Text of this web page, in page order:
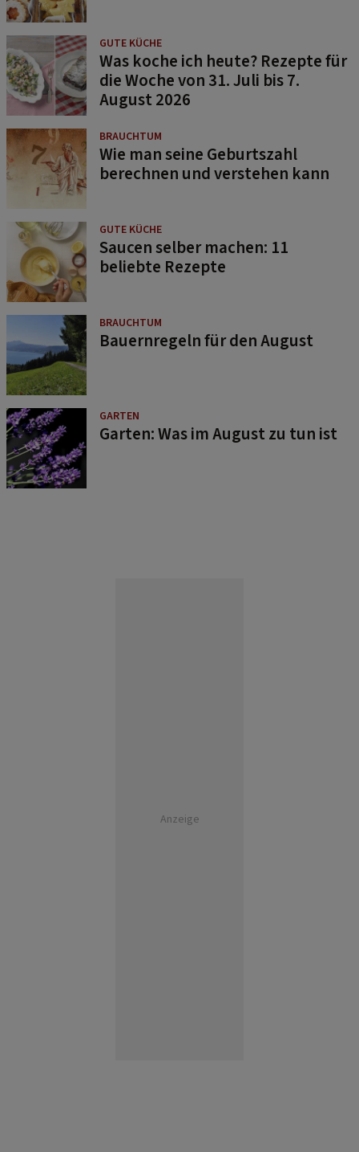
GUTE KÜCHE
Was koche ich heute? Rezepte für
die Woche von 31. Juli bis 7.
August 2026
BRAUCHTUM
Wie man seine Geburtszahl
berechnen und verstehen kann
GUTE KÜCHE
Saucen selber machen: 11
beliebte Rezepte
BRAUCHTUM
Bauernregeln für den August
GARTEN
Garten: Was im August zu tun ist
Anzeige